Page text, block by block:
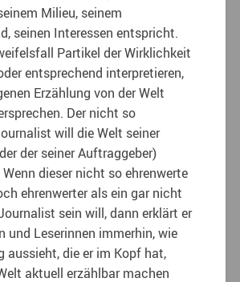
Milieu, seinem
seinen Interessen entspricht.
Partikel der Wirklichkeit
entsprechend interpretieren,
Erzählung von der Welt
Der nicht so
will die Welt seiner
der seiner Auftraggeber)
Wenn dieser nicht so ehrenwerte
ehrenwerter als ein gar nicht
sein will, dann erklärt er
und Leserinnen immerhin, wie
aussieht, die er im Kopf hat,
aktuell erzählbar machen